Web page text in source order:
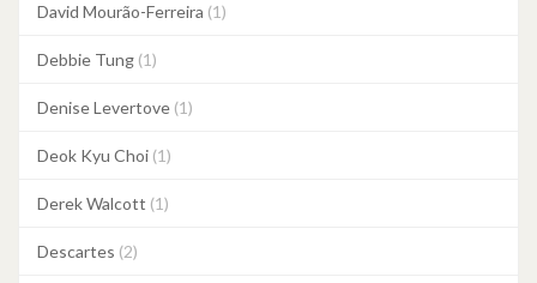
David Mourão-Ferreira (1)
Debbie Tung (1)
Denise Levertove (1)
Deok Kyu Choi (1)
Derek Walcott (1)
Descartes (2)